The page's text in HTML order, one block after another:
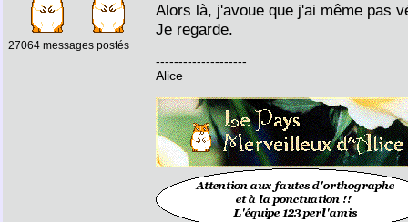
27064 messages postés
Alors là, j'avoue que j'ai même pas
Je regarde.
--------------------
Alice